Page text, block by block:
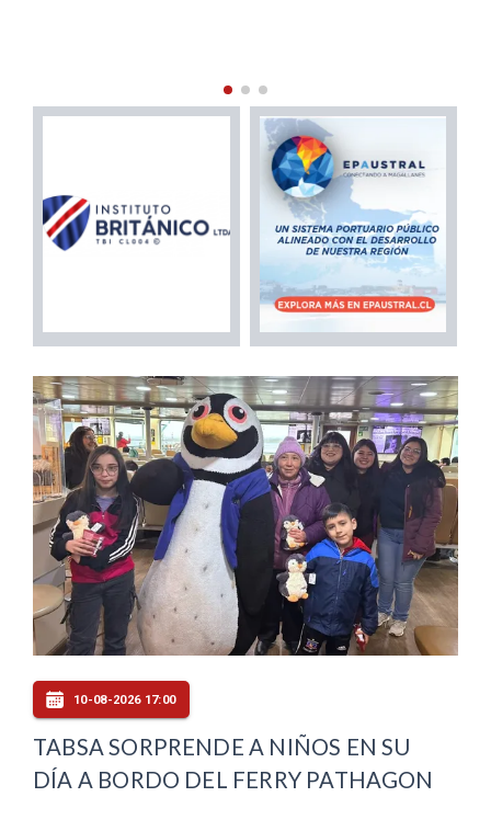
10-08-2026 17:00
TABSA SORPRENDE A NIÑOS EN SU
DÍA A BORDO DEL FERRY PATHAGON